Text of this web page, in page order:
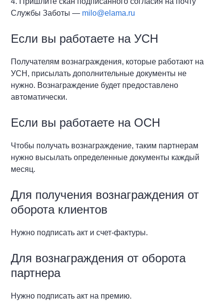
Службы Заботы — milo@elama.ru
Если вы работаете на УСН
Получателям вознаграждения, которые работают на
УСН, присылать дополнительные документы не
нужно. Вознаграждение будет предоставлено
автоматически.
Если вы работаете на ОСН
Чтобы получать вознаграждение, таким партнерам
нужно высылать определенные документы каждый
месяц.
Для получения вознаграждения от
оборота клиентов
Нужно подписать акт и счет-фактуры.
Для вознаграждения от оборота
партнера
Нужно подписать акт на премию.